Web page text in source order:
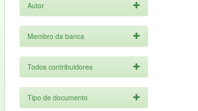
Autor
Membro da banca
Todos contribuidores
Tipo de documento